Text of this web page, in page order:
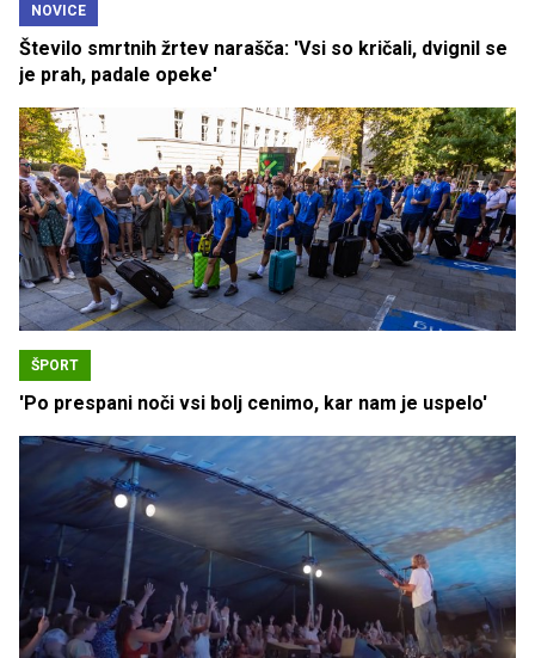
NOVICE
Število smrtnih žrtev narašča: 'Vsi so kričali, dvignil se
je prah, padale opeke'
ŠPORT
'Po prespani noči vsi bolj cenimo, kar nam je uspelo'